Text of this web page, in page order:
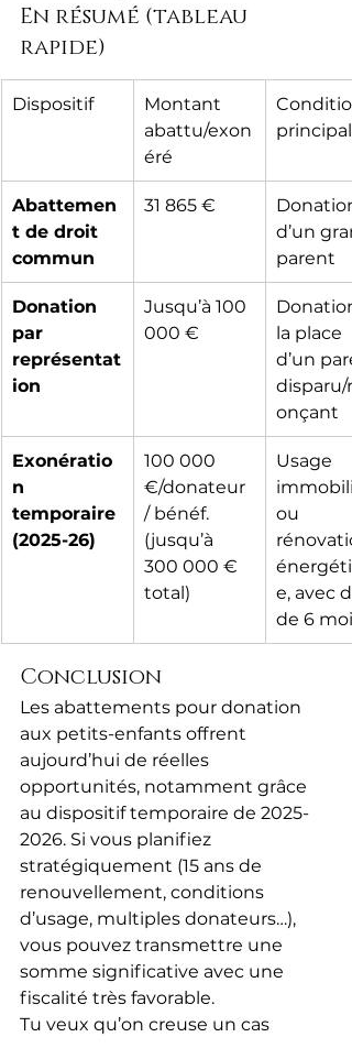
En résumé (tableau
rapide)
Dispositif
Montant
abattu/exon
éré
Abattemen
t de droit
commun
31 865 €
Donation
d’un
parent
Donation
par
représentat
ion
Jusqu’à 100
000 €
la place
d’un
disparu/
onçant
Exonératio
n
temporaire
(2025-26)
100 000
€/donateur
/ bénéf.
(jusqu’à
300 000 €
total)
Usage
ou
e, avec
de 6 mois
Conclusion
Les abattements pour donation
aux petits-enfants offrent
aujourd’hui de réelles
opportunités, notamment grâce
au dispositif temporaire de 2025-
2026. Si vous planifiez
stratégiquement (15 ans de
renouvellement, conditions
d’usage, multiples donateurs…),
vous pouvez transmettre une
somme significative avec une
fiscalité très favorable.
Tu veux qu’on creuse un cas